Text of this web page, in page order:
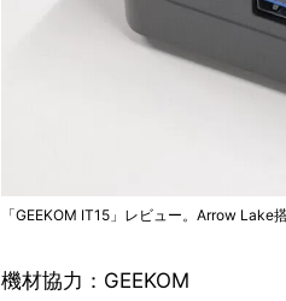
「GEEKOM IT15」レビュー。Arrow
機材協力：GEEKOM